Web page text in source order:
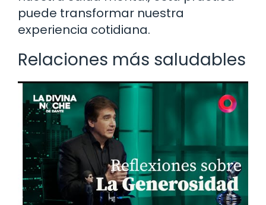
puede transformar nuestra
experiencia cotidiana.
Relaciones más saludables